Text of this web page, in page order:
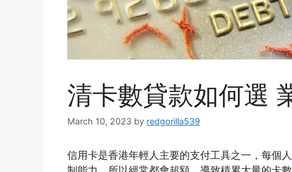
清卡數貸款如何選
March 10, 2023 by redgorilla539
信用卡是香港年輕人主要的支付工具之一，每個